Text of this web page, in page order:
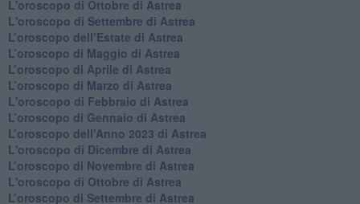
L'oroscopo di Ottobre di Astrea
L'oroscopo di Settembre di Astrea
L’oroscopo dell’Estate di Astrea
​L’oroscopo di Maggio di Astrea
​L’oroscopo di Aprile di Astrea
L’oroscopo di Marzo di Astrea
L'oroscopo di Febbraio di Astrea
​L’oroscopo di Gennaio di Astrea
​L’oroscopo dell’Anno 2023 di Astrea
L'oroscopo di Dicembre di Astrea
L’oroscopo di Novembre di Astrea
L'oroscopo di Ottobre di Astrea
​L’oroscopo di Settembre di Astrea